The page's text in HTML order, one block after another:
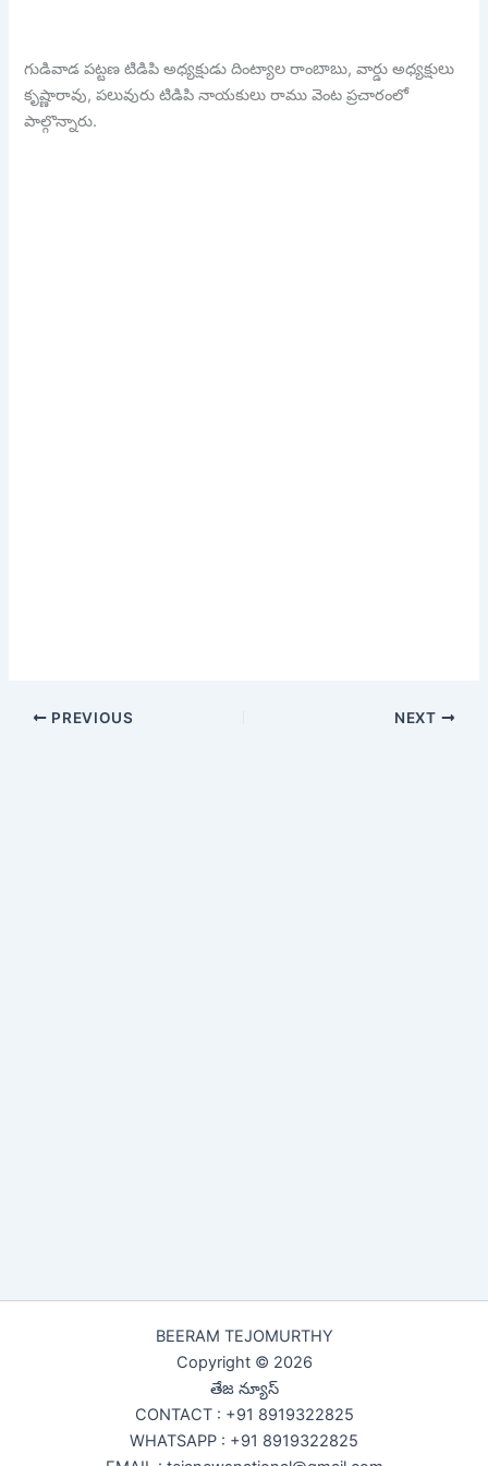
గుడివాడ పట్టణ టిడిపి అధ్యక్షుడు దింట్యాల రాంబాబు, వార్డు అధ్యక్షులు
కృష్ణారావు, పలువురు టిడిపి నాయకులు రాము వెంట ప్రచారంలో
పాల్గొన్నారు.
PREVIOUS NEXT
BEERAM TEJOMURTHY
Copyright © 2026
తేజ న్యూస్
CONTACT : +91 8919322825
WHATSAPP : +91 8919322825